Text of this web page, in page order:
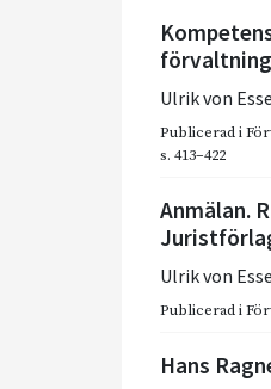
Ulrik von
Publicerad i
s. 413–422
Anmälan.
Ulrik von
Publicerad i
Hans